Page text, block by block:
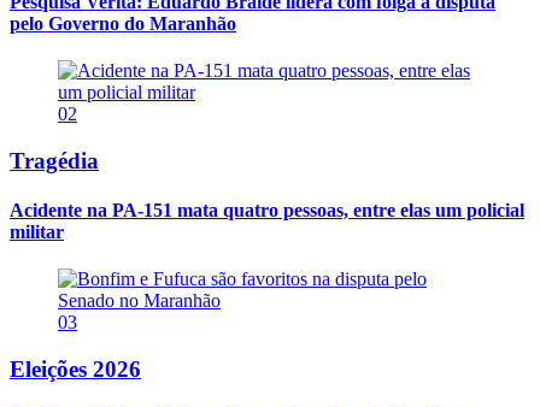
pelo Governo do Maranhão
02
Tragédia
Acidente na PA-151 mata quatro pessoas, entre elas um policial
militar
03
Eleições 2026